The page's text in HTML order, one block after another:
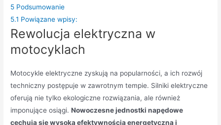
5 Podsumowanie
5.1 Powiązane wpisy:
Rewolucja elektryczna w
motocyklach
Motocykle elektryczne zyskują na popularności, a ich rozwój
techniczny postępuje w zawrotnym tempie. Silniki elektryczne
oferują nie tylko ekologiczne rozwiązania, ale również
imponujące osiągi.Nowoczesne jednostki napędowe
cechują się wysoką efektywnością energetyczną i